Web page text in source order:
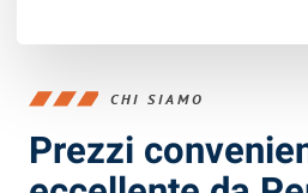
CHI SIAMO
Prezzi